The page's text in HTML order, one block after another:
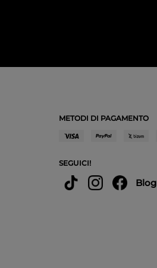
METODI DI PAGAMENTO
SEGUICI!
Blog